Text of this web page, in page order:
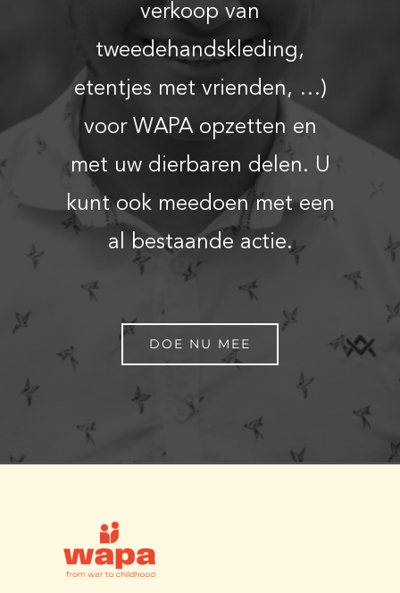
verkoop van
tweedehandskleding,
etentjes met vrienden, …)
voor WAPA opzetten en
met uw dierbaren delen. U
kunt ook meedoen met een
al bestaande actie.
DOE NU MEE